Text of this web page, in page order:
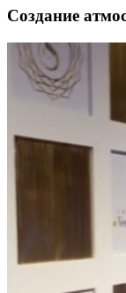
Создание